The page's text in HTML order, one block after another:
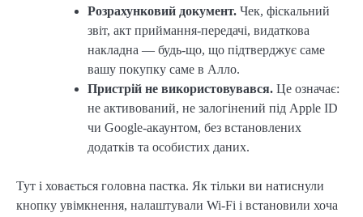
Розрахунковий документ. Чек, фіскальний
звіт, акт приймання-передачі, видаткова
накладна — будь-що, що підтверджує саме
вашу покупку саме в Алло.
Пристрій не використовувався. Це означає:
не активований, не залогінений під Apple ID
чи Google-акаунтом, без встановлених
додатків та особистих даних.
Тут і ховається головна пастка. Як тільки ви натиснули
кнопку увімкнення, налаштували Wi-Fi і встановили хоча